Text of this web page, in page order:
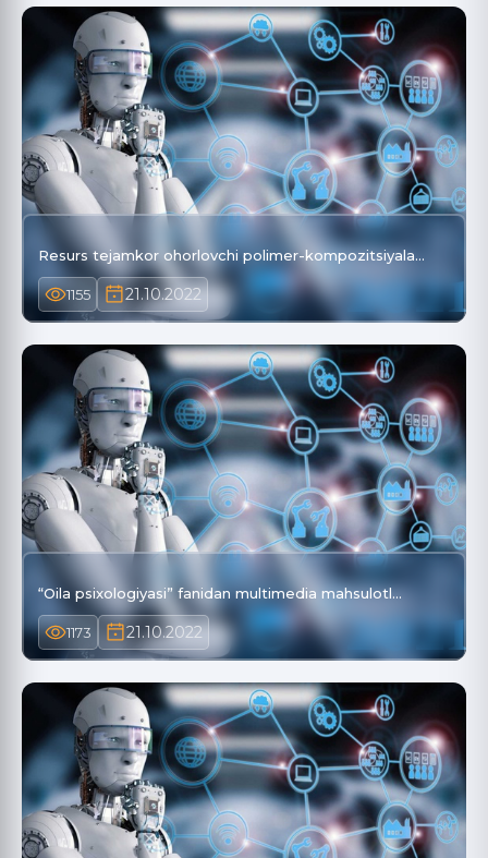
Resurs tejamkor ohorlovchi polimer-kompozitsiyala…
1155 21.10.2022
“Oila psixologiyasi” fanidan multimedia mahsulotl…
1173 21.10.2022